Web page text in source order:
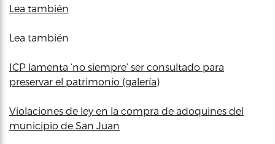
Lea también
Lea también
ICP lamenta ‘no siempre’ ser consultado para
preservar el patrimonio (galería)
Violaciones de ley en la compra de adoquines del
municipio de San Juan